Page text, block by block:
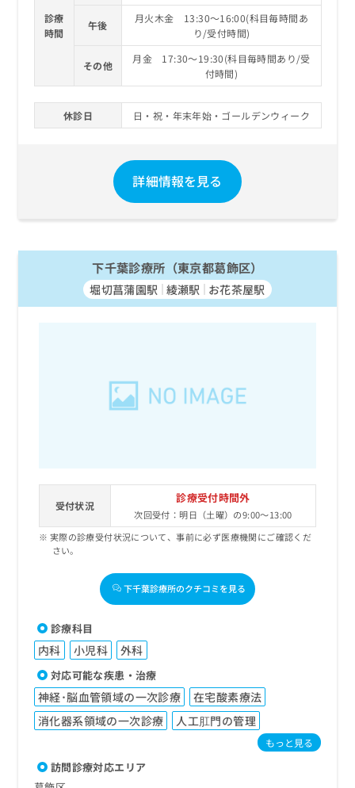
診療
時間
午後
月火木金 13:30～16:00(科目毎時間あ
り/受付時間)
その他
月金 17:30～19:30(科目毎時間あり/受
付時間)
休診日 日・祝・年末年始・ゴールデンウィーク
詳細情報を見る
下千葉診療所（東京都葛飾区）
堀切菖蒲園駅 綾瀬駅 お花茶屋駅
受付状況
診療受付時間外
次回受付：明日（土曜）の9:00～13:00
実際の診療受付状況について、事前に必ず医療機関にご確認くだ
さい。
下千葉診療所のクチコミを見る
診療科目
内科 小児科 外科
対応可能な疾患・治療
神経･脳血管領域の一次診療
在宅酸素療法
消化器系領域の一次診療
人工肛門の管理
もっと見る
訪問診療対応エリア